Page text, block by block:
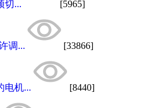
切... [5965]
调... [33866]
电机... [8440]